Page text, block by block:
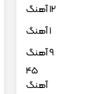
12 آهنگ
1 آهنگ
9 آهنگ
45
آهنگ